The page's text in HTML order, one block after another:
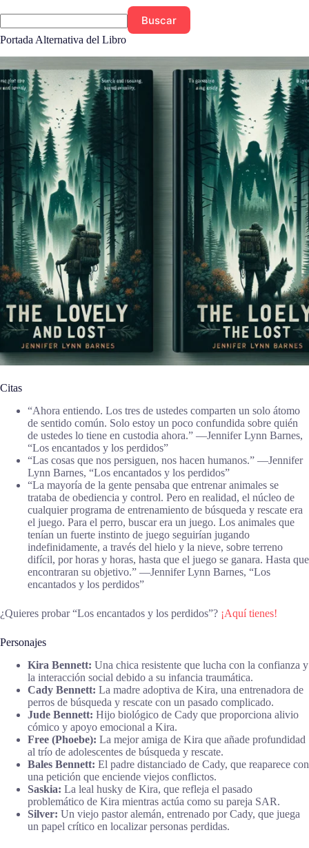
Buscar
Portada Alternativa del Libro
Citas
“Ahora entiendo. Los tres de ustedes comparten un solo átomo
de sentido común. Solo estoy un poco confundida sobre quién
de ustedes lo tiene en custodia ahora.” ―Jennifer Lynn Barnes,
“Los encantados y los perdidos”
“Las cosas que nos persiguen, nos hacen humanos.” ―Jennifer
Lynn Barnes, “Los encantados y los perdidos”
“La mayoría de la gente pensaba que entrenar animales se
trataba de obediencia y control. Pero en realidad, el núcleo de
cualquier programa de entrenamiento de búsqueda y rescate era
el juego. Para el perro, buscar era un juego. Los animales que
tenían un fuerte instinto de juego seguirían jugando
indefinidamente, a través del hielo y la nieve, sobre terreno
difícil, por horas y horas, hasta que el juego se ganara. Hasta que
encontraran su objetivo.” ―Jennifer Lynn Barnes, “Los
encantados y los perdidos”
¿Quieres probar “Los encantados y los perdidos”? ¡Aquí tienes!
Personajes
Kira Bennett: Una chica resistente que lucha con la confianza y
la interacción social debido a su infancia traumática.
Cady Bennett: La madre adoptiva de Kira, una entrenadora de
perros de búsqueda y rescate con un pasado complicado.
Jude Bennett: Hijo biológico de Cady que proporciona alivio
cómico y apoyo emocional a Kira.
Free (Phoebe): La mejor amiga de Kira que añade profundidad
al trío de adolescentes de búsqueda y rescate.
Bales Bennett: El padre distanciado de Cady, que reaparece con
una petición que enciende viejos conflictos.
Saskia: La leal husky de Kira, que refleja el pasado
problemático de Kira mientras actúa como su pareja SAR.
Silver: Un viejo pastor alemán, entrenado por Cady, que juega
un papel crítico en localizar personas perdidas.